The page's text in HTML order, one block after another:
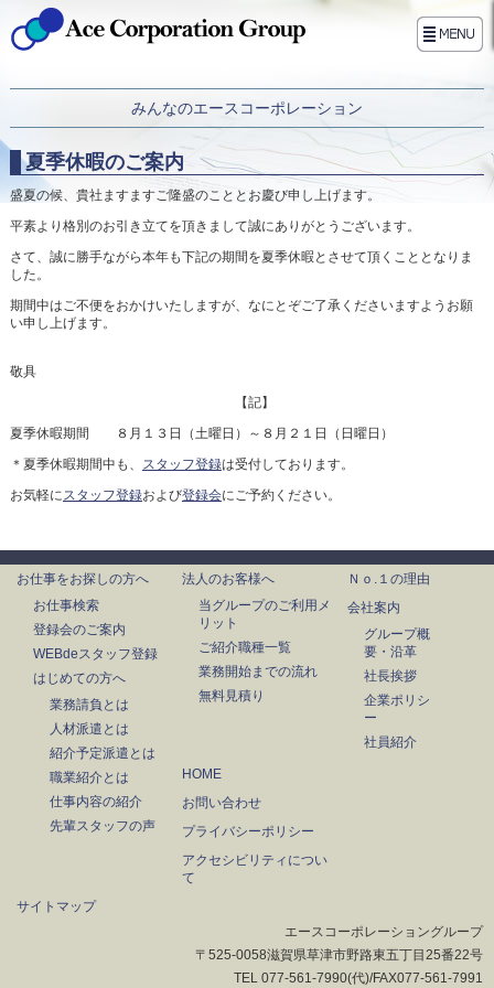
みんなのエースコーポレーション
夏季休暇のご案内
盛夏の候、貴社ますますご隆盛のこととお慶び申し上げます。
平素より格別のお引き立てを頂きまして誠にありがとうございます。
さて、誠に勝手ながら本年も下記の期間を夏季休暇とさせて頂くこととなりま
した。
期間中はご不便をおかけいたしますが、なにとぞご了承くださいますようお願
い申し上げます。
敬具
【記】
夏季休暇期間 ８月１３日（土曜日）～８月２１日（日曜日）
＊夏季休暇期間中も、 スタッフ登録は受付しております。
お気軽にスタッフ登録および登録会にご予約ください。
お仕事をお探しの方へ
お仕事検索
登録会のご案内
WEBdeスタッフ登録
はじめての方へ
業務請負とは
人材派遣とは
紹介予定派遣とは
職業紹介とは
仕事内容の紹介
先輩スタッフの声
法人のお客様へ
当グループのご利用メ
リット
ご紹介職種一覧
業務開始までの流れ
無料見積り
Ｎｏ.１の理由
会社案内
グループ概
要・沿革
社長挨拶
企業ポリシ
ー
社員紹介
HOME
お問い合わせ
プライバシーポリシー
アクセシビリティについ
て
サイトマップ
エースコーポレーショングループ
〒525-0058滋賀県草津市野路東五丁目25番22号
TEL 077-561-7990(代)/FAX077-561-7991